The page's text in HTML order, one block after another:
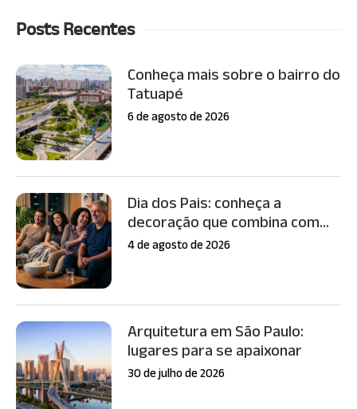
Posts Recentes
Conheça mais sobre o bairro do
Tatuapé
6 de agosto de 2026
Dia dos Pais: conheça a
decoração que combina com...
4 de agosto de 2026
Arquitetura em São Paulo:
lugares para se apaixonar
30 de julho de 2026